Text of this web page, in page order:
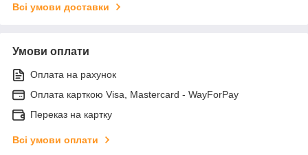
Всі умови доставки
Умови оплати
Оплата на рахунок
Оплата карткою Visa, Mastercard - WayForPay
Переказ на картку
Всі умови оплати